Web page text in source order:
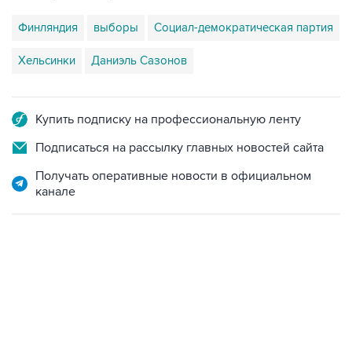
Финляндия выборы Социал-демократическая партия
Хельсинки Даниэль Сазонов
Купить подписку на профессиональную ленту
Подписаться на рассылку главных новостей сайта
Получать оперативные новости в официальном
канале